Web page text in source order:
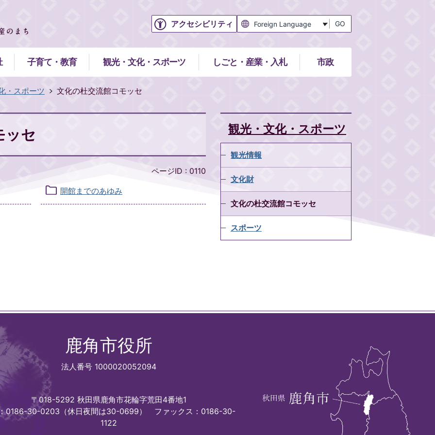
アクセシビリティ GO
子育て・教育 観光・文化・スポーツ しごと・産業・入札 市政
・スポーツ 文化の杜交流館コモッセ
ッセ
ページID : 0110
開館までのあゆみ
観光・文化・スポーツ
観光情報
文化財
文化の杜交流館コモッセ
スポーツ
鹿角市役所
法人番号 1000020052094
〒018-5292 秋田県鹿角市花輪字荒田4番地1
0186-30-0203（休日夜間は30-0699）
ファックス：0186-30-
1122